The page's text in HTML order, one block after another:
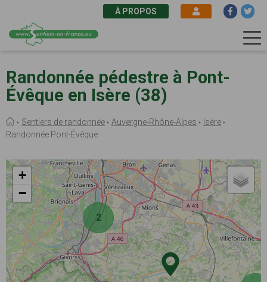
au
contenu
principal
À PROPOS
Randonnée pédestre à Pont-
Évêque en Isère (38)
Fil
d'Ariane
Sentiers de randonnée Auvergne-Rhône-Alpes
Isère
Randonnée Pont-Évêque
2
+
−